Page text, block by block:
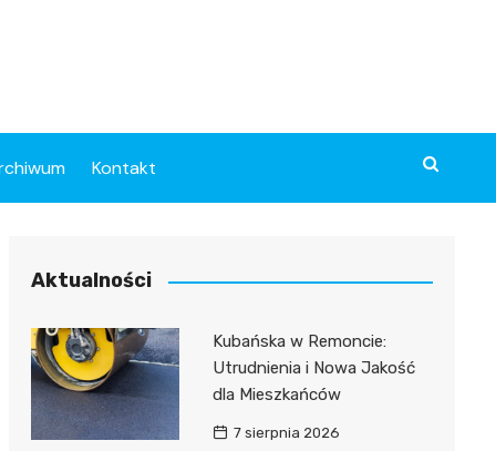
Kontakt
Aktualności
Kubańska w Remoncie:
Utrudnienia i Nowa Jakość
dla Mieszkańców
7 sierpnia 2026